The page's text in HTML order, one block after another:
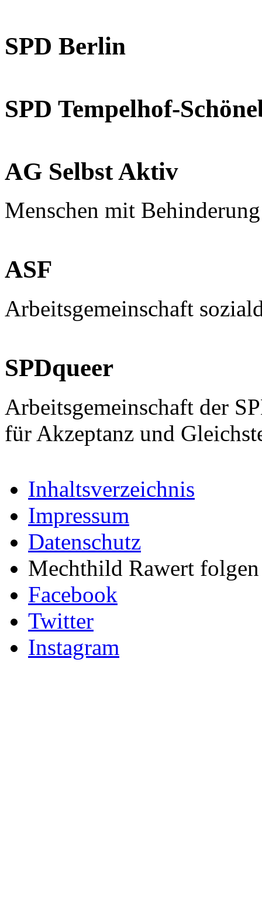
SPD Berlin
SPD Tempelhof-
AG Selbst Aktiv
Menschen mit
ASF
Arbeitsgemeinschaft
SPDqueer
Arbeitsgemeinschaft der
für Akzeptanz und
Inhaltsverzeichnis
Impressum
Datenschutz
Mechthild Rawert
Facebook
Twitter
Instagram